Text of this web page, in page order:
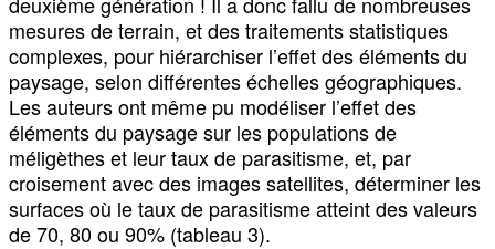
mesures de terrain, et des traitements statistiques
complexes, pour hiérarchiser l’effet des éléments du
paysage, selon différentes échelles géographiques.
Les auteurs ont même pu modéliser l’effet des
éléments du paysage sur les populations de
méligèthes et leur taux de parasitisme, et, par
croisement avec des images satellites, déterminer les
surfaces où le taux de parasitisme atteint des valeurs
de 70, 80 ou 90% (tableau 3).